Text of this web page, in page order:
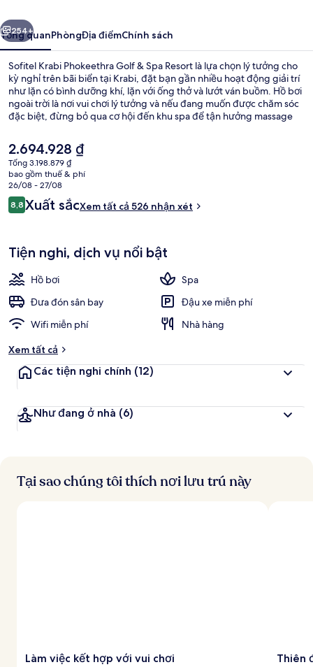
&
Spa
Resort
Tiếp
254+
Tổng quanPhòngĐịa điểmChính sách
Sofitel Krabi Phokeethra Golf & Spa Resort là lựa chọn lý tưởng cho
kỳ nghỉ trên bãi biển tại Krabi, đặt bạn gần nhiều hoạt động giải trí
như lặn có bình dưỡng khí, lặn với ống thở và lướt ván buồm. Hồ bơi
ngoài trời là nơi vui chơi lý tưởng và nếu đang muốn được chăm sóc
đặc biệt, đừng bỏ qua cơ hội đến khu spa để tận hưởng massage
Restaurant, một trong 4 nhà hàng, chuyên về món ăn mang phong
cách quốc tế và phục vụ bữa sáng cùng bữa trưa. Resort sang trọng
này cung cấp những tiện nghi nổi bật khác như 2 quán bar/khu
lounge, sân golf và câu lạc bộ trẻ em miễn phí. Du khách đánh giá
cao hồ bơi và nhân viên nhiệt tình.
Giá
hiện
tại
là
2.694.928 ₫
2.694.928 ₫
Tổng 3.198.879 ₫
bao gồm thuế & phí
26/08 - 27/08
Nhận
xét
8,88,8 trên 10,
Xuất sắcXem tất cả 526 nhận xét
Tiện nghi, dịch vụ nổi bật
Hồ bơi
Spa
Đưa đón sân bay
Đậu xe miễn phí
Wifi miễn phí
Nhà hàng
Xem tất cả
Các tiện nghi chính (12)
Như đang ở nhà (6)
Tại sao chúng tôi thích nơi lưu trú này
Làm việc kết hợp với vui chơi Thiên